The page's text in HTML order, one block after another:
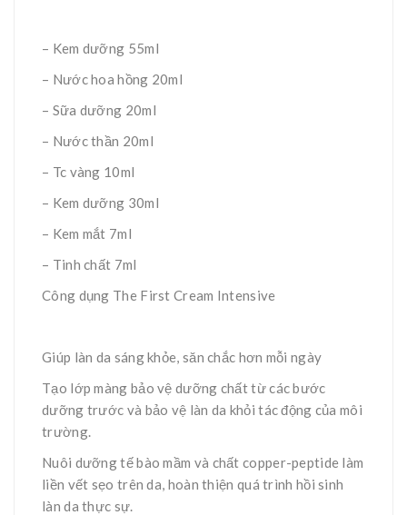
– Kem dưỡng 55ml
– Nước hoa hồng 20ml
– Sữa dưỡng 20ml
– Nước thần 20ml
– Tc vàng 10ml
– Kem dưỡng 30ml
– Kem mắt 7ml
– Tinh chất 7ml
Công dụng The First Cream Intensive
Giúp làn da sáng khỏe, săn chắc hơn mỗi ngày
Tạo lớp màng bảo vệ dưỡng chất từ các bước
dưỡng trước và bảo vệ làn da khỏi tác động của môi
trường.
Nuôi dưỡng tế bào mầm và chất copper-peptide làm
liền vết sẹo trên da, hoàn thiện quá trình hồi sinh
làn da thực sự.